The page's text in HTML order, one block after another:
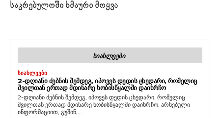
საკრებულოში ხმაური მოყვა
ᲡᲘᲐᲮᲚᲔᲔᲑᲘ
ᲡᲘᲐᲮᲚᲔᲔᲑᲘ
2-ᲓᲦᲘᲐᲜᲘ ᲫᲔᲑᲜᲘᲡ ᲨᲔᲛᲓᲔᲒ, ᲘᲞᲝᲕᲔᲡ ᲓᲔᲓᲘᲡ ᲪᲮᲔᲓᲐᲠᲘ, ᲠᲝᲛᲔᲚᲘᲪ
ᲨᲕᲘᲚᲗᲐᲜ ᲔᲠᲗᲐᲓ ᲛᲓᲘᲜᲐᲠᲔ ᲮᲝᲑᲘᲡᲬᲧᲐᲚᲨᲘ ᲓᲐᲘᲮᲠᲩᲝ
2-დღიანი ძებნის შემდეგ, იპოვეს დედის ცხედარი, რომელიც
შვილთან ერთად მდინარე ხობისწყალში დაიხრჩო. არსებული
ინფორმაციით, გუშინ,...